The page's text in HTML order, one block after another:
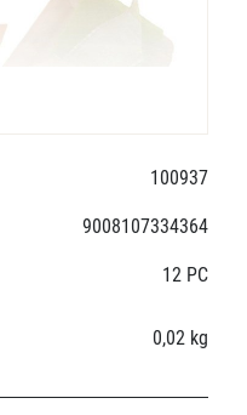
100937
9008107334364
12 PC
0,02 kg